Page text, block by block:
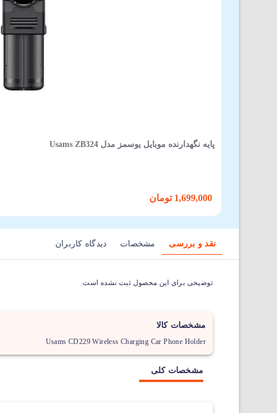
پایه نگهدارنده موبایل یوسمز مدل Usams ZB324
نقد و بررسی مشخصات دیدگاه کاربران
توضیحی برای این محصول ثبت نشده است.
مشخصات کالا
Usams CD229 Wireless Charging Car Phone Holder
مشخصات کلی